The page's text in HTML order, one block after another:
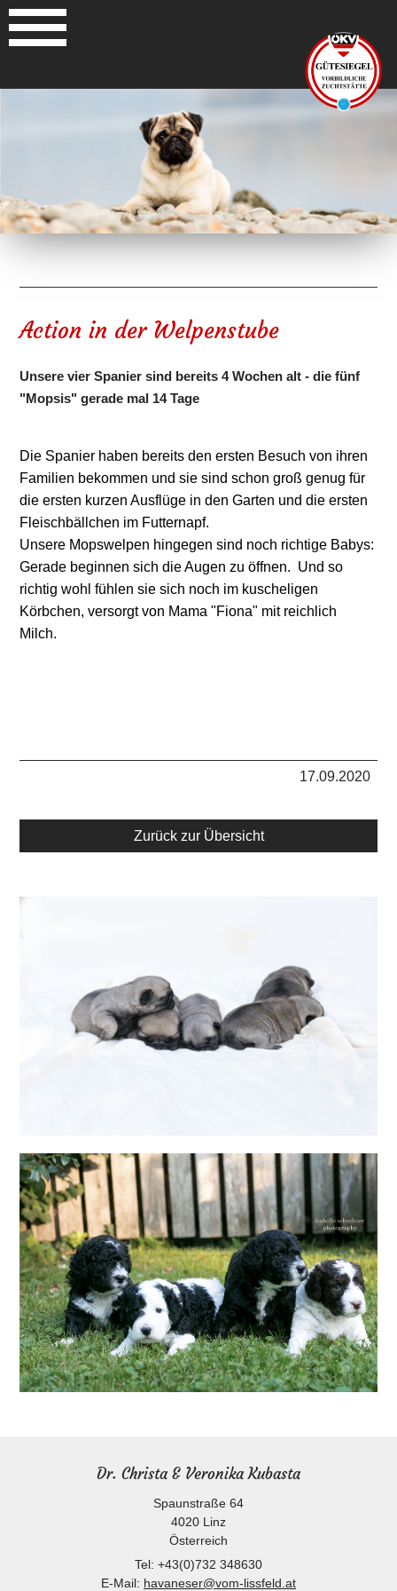
Action in der Welpenstube
Unsere vier Spanier sind bereits 4 Wochen alt - die fünf
"Mopsis" gerade mal 14 Tage
Die Spanier haben bereits den ersten Besuch von ihren
Familien bekommen und sie sind schon groß genug für
die ersten kurzen Ausflüge in den Garten und die ersten
Fleischbällchen im Futternapf.
Unsere Mopswelpen hingegen sind noch richtige Babys:
Gerade beginnen sich die Augen zu öffnen. Und so
richtig wohl fühlen sie sich noch im kuscheligen
Körbchen, versorgt von Mama "Fiona" mit reichlich
Milch.
17.09.2020
Zurück zur Übersicht
Dr. Christa & Veronika Kubasta
Spaunstraße 64
4020 Linz
Österreich
Tel: +43(0)732 348630
E-Mail: havaneser@vom-lissfeld.at